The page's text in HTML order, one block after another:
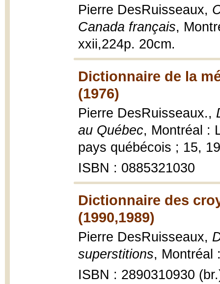
Pierre DesRuisseaux,
Canada français,
xxii,224p. 20cm.
Dictionnaire de la
(1976)
Pierre DesRuisseaux.,
au Québec, Montréal :
pays québécois ; 15,
ISBN : 0885321030
Dictionnaire des
(1990,1989)
Pierre DesRuisseaux,
superstitions, Montréal
ISBN : 2890310930